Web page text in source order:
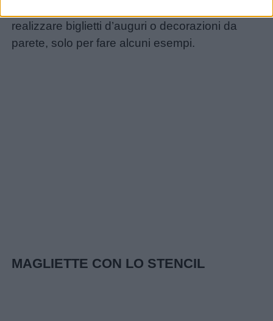
realizzare biglietti d’auguri o decorazioni da
parete, solo per fare alcuni esempi.
MAGLIETTE CON LO STENCIL